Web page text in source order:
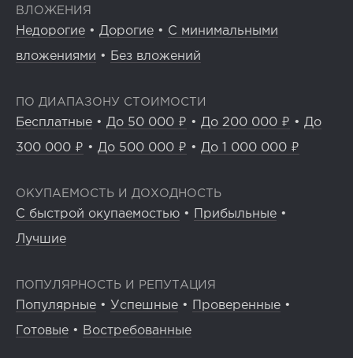
ВЛОЖЕНИЯ
Недорогие • Дорогие • С минимальными
вложениями • Без вложений
ПО ДИАПАЗОНУ СТОИМОСТИ
Бесплатные • До 50 000 ₽ • До 200 000 ₽ • До
300 000 ₽ • До 500 000 ₽ • До 1 000 000 ₽
ОКУПАЕМОСТЬ И ДОХОДНОСТЬ
С быстрой окупаемостью • Прибыльные •
Лучшие
ПОПУЛЯРНОСТЬ И РЕПУТАЦИЯ
Популярные • Успешные • Проверенные •
Готовые • Востребованные